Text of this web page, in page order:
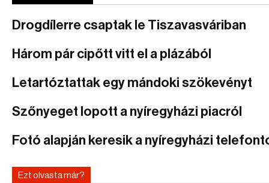
Drogdílerre csaptak le Tiszavasváriban
Három pár cipőtt vitt el a plázából
Letartóztattak egy mándoki szökevényt
Szőnyeget lopott a nyíregyházi piacról
Fotó alapján keresik a nyíregyházi
Ezt olvasta már?